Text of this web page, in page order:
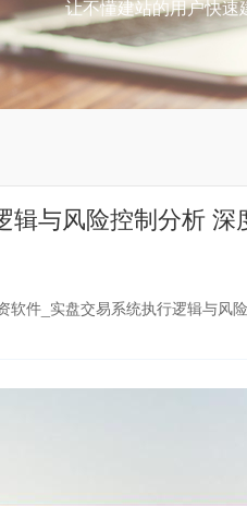
让不懂建站的用户快
与风险控制分析
软件_实盘交易系统执行逻辑与风